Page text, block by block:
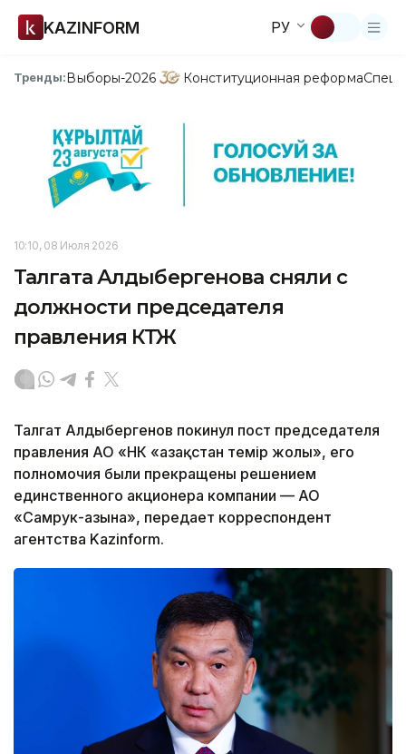
KAZINFORM РУ
Тренды:Выборы-2026 Конституционная реформа
10:10, 08 Июля 2026
Талгата Алдыбергенова сняли с
должности председателя
правления КТЖ
Талгат Алдыбергенов покинул пост председателя
правления АО «НК «Қазақстан темір жолы», его
полномочия были прекращены решением
единственного акционера компании — АО
«Самрук-Қазына», передает корреспондент
агентства Kazinform.